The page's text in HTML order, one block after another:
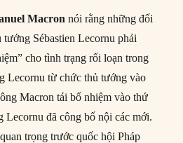
Macron nói rằng những đối
tướng Sébastien Lecornu phải
cho tình trạng rối loạn trong
Lecornu từ chức thủ tướng vào
Macron tái bổ nhiệm vào thứ
Lecornu đã công bố nội các mới.
trọng trước quốc hội Pháp